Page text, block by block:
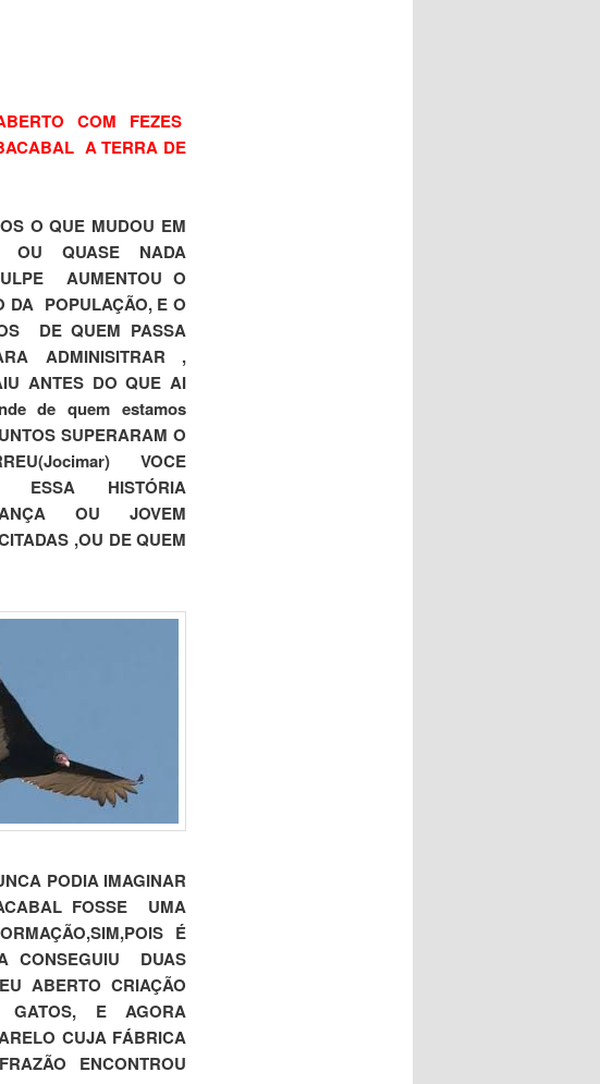
COM FEZES
A TERRA DE
O QUE MUDOU EM
OU QUASE NADA
AUMENTOU O
DA POPULAÇÃO, E O
DE QUEM PASSA
ADMINISITRAR ,
ANTES DO QUE AI
de quem estamos
SUPERARAM O
VOCE
ESSA HISTÓRIA
OU JOVEM
,OU DE QUEM
PODIA IMAGINAR
FOSSE UMA
É
CONSEGUIU DUAS
ABERTO CRIAÇÃO
E AGORA
CUJA FÁBRICA
ENCONTROU